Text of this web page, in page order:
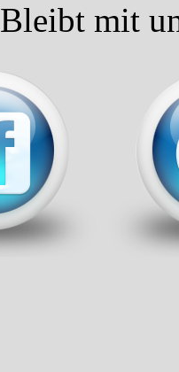
Bleibt mit